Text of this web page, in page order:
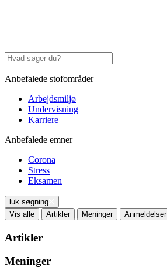
Anbefalede stofområder
Arbejdsmiljø
Undervisning
Karriere
Anbefalede emner
Corona
Stress
Eksamen
luk søgning
Vis alle
Artikler Meninger Anmeldelser
Artikler
Meninger